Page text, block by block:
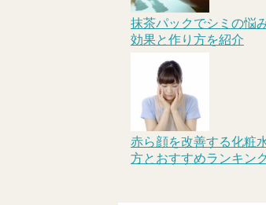
抹茶パックでシミの悩
効果と作り方を紹介
赤ら顔を改善する化粧
方とおすすめランキン